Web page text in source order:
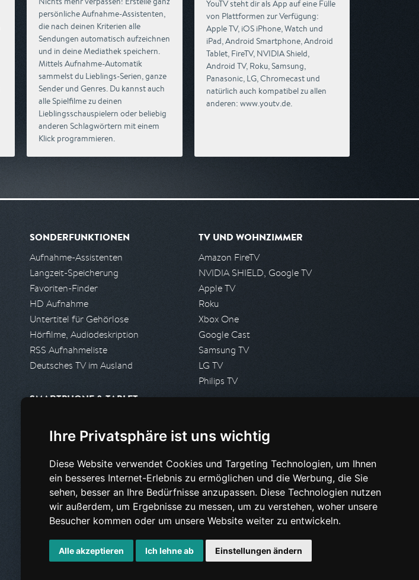
Ihre Privatsphäre ist uns wichtig
Diese Website verwendet Cookies und Targeting Technologien, um Ihnen
ein besseres Internet-Erlebnis zu ermöglichen und die Werbung, die Sie
sehen, besser an Ihre Bedürfnisse anzupassen. Diese Technologien nutzen
wir außerdem, um Ergebnisse zu messen, um zu verstehen, woher unsere
Besucher kommen oder um unsere Website weiter zu entwickeln.
Alle akzeptieren Ich lehne ab Einstellungen ändern
persönliche Aufnahme-Assistenten,
die nach deinen Kriterien alle
Sendungen automatisch aufzeichnen
und in deine Mediathek speichern.
Mittels Aufnahme-Automatik
sammelst du Lieblings-Serien, ganze
Sender und Genres. Du kannst auch
alle Spielfilme zu deinen
Lieblingsschauspielern oder beliebig
anderen Schlagwörtern mit einem
Klick programmieren.
YouTV steht dir als App auf eine Fülle
von Plattformen zur Verfügung:
Apple TV, iOS iPhone, Watch und
iPad, Android Smartphone, Android
Tablet, FireTV, NVIDIA Shield,
Android TV, Roku, Samsung,
Panasonic, LG, Chromecast und
natürlich auch kompatibel zu allen
anderen: www.youtv.de.
SONDERFUNKTIONEN
Aufnahme-Assistenten
Langzeit-Speicherung
Favoriten-Finder
HD Aufnahme
Untertitel für Gehörlose
Hörfilme, Audiodeskription
RSS Aufnahmeliste
Deutsches TV im Ausland
SMARTPHONE & TABLET
Android App
PARTNER
Partnerliste
Partner werden
TV UND WOHNZIMMER
Amazon FireTV
NVIDIA SHIELD, Google TV
Apple TV
Roku
Xbox One
Google Cast
Samsung TV
LG TV
Philips TV
Presseanfrage stellen
HILFE & SUPPORT
Häufig gestellte Fragen
Anfrage stellen